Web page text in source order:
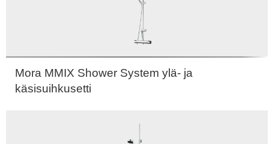
Mora MMIX Shower System ylä- ja
käsisuihkusetti